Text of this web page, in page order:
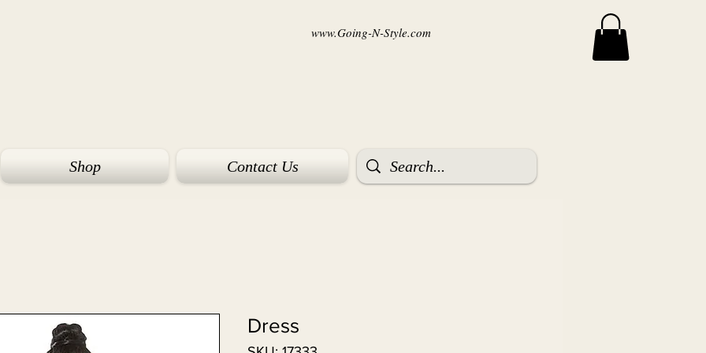
www.Going-N-Style.com
Shop Contact Us
Dress